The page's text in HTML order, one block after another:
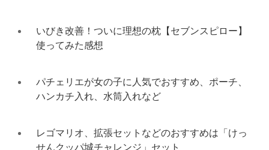
いびき改善！ついに理想の枕【セブンスピロー】
使ってみた感想
パチェリエが女の子に人気でおすすめ、ポーチ、
ハンカチ入れ、水筒入れなど
レゴマリオ、拡張セットなどのおすすめは「けっ
せんクッパ城チャレンジ」セット